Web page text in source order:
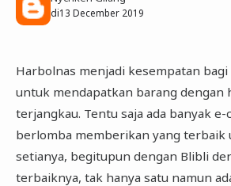
Review
di13 December 2019
Harbolnas menjadi kesempatan
untuk mendapatkan barang dengan
terjangkau. Tentu saja ada banyak e-
berlomba memberikan yang terbaik
setianya, begitupun dengan Blibli
terbaiknya, tak hanya satu namun